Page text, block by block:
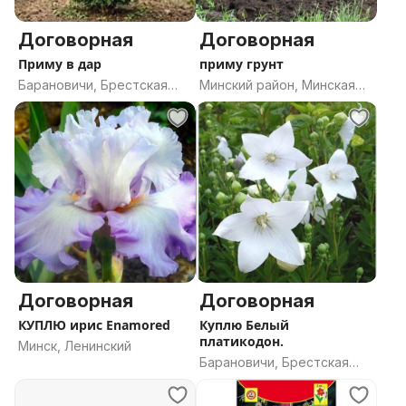
Договорная
Приму в дар
Барановичи, Брестская
область
Договорная
приму грунт
Минский район, Минская
область
Договорная
КУПЛЮ ирис Enamored
Минск, Ленинский
Договорная
Куплю Белый
платикодон.
Барановичи, Брестская
область